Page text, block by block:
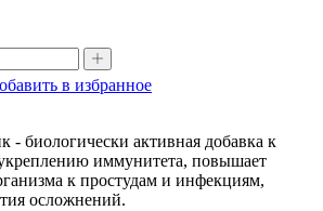
в избранное
- биологически активная добавка к
иммунитета, повышает
к простудам и инфекциям,
осложнений.